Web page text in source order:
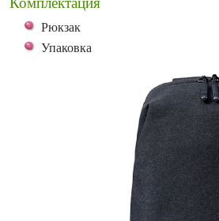
Рюкзак
Упаковка